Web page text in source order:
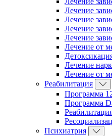
Лечение
Лечение
Лечение
Лечение
Лечение от
Лечение
Лечение от
Реабилитация
Программа
Программа
Психиатрия